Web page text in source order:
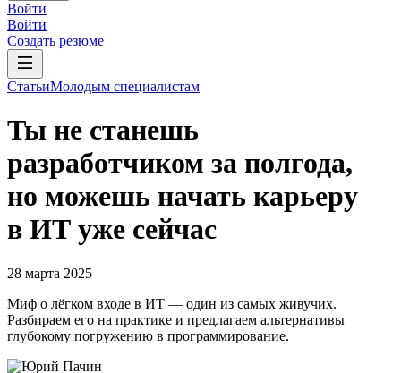
Войти
Войти
Создать резюме
СтатьиМолодым специалистам
Ты не станешь
разработчиком за полгода,
но можешь начать карьеру
в ИТ уже сейчас
28 марта 2025
Миф о лёгком входе в ИТ — один из самых живучих.
Разбираем его на практике и предлагаем альтернативы
глубокому погружению в программирование.